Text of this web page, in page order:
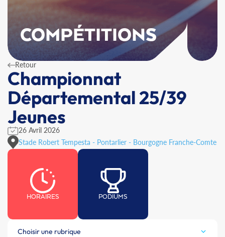
COMPÉTITIONS
Retour
Championnat
Départemental 25/39
Jeunes
26 Avril 2026
Stade Robert Tempesta - Pontarlier - Bourgogne Franche-Comte
HORAIRES PODIUMS
Choisir une rubrique